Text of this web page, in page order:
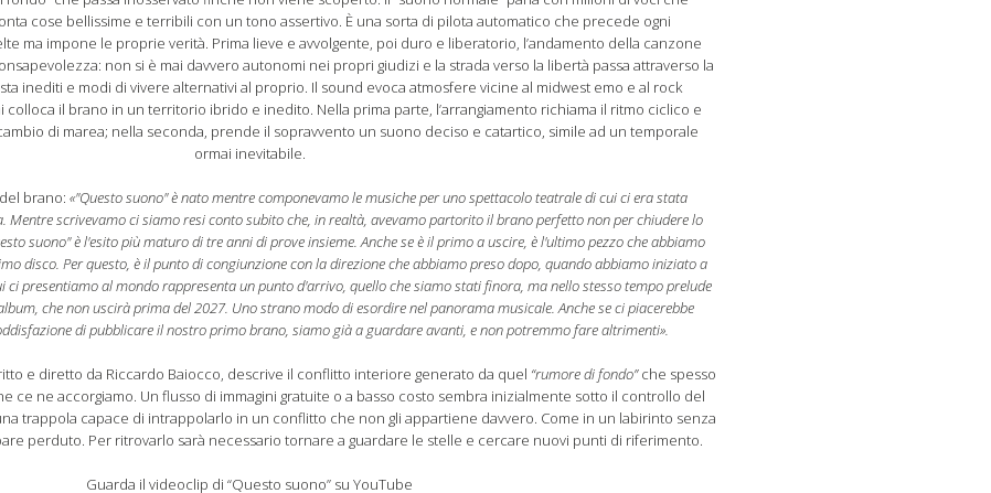
cose bellissime e terribili con un tono assertivo. È una sorta di pilota automatico che precede ogni
ma impone le proprie verità. Prima lieve e avvolgente, poi duro e liberatorio, l’andamento della canzone
non si è mai davvero autonomi nei propri giudizi e la strada verso la libertà passa attraverso la
inediti e modi di vivere alternativi al proprio. Il sound evoca atmosfere vicine al midwest emo e al rock
colloca il brano in un territorio ibrido e inedito. Nella prima parte, l’arrangiamento richiama il ritmo ciclico e
di marea; nella seconda, prende il sopravvento un suono deciso e catartico, simile ad un temporale
ormai inevitabile.
brano: «"Questo suono" è nato mentre componevamo le musiche per uno spettacolo teatrale di cui ci era stata
Mentre scrivevamo ci siamo resi conto subito che, in realtà, avevamo partorito il brano perfetto non per chiudere lo
suono" è l'esito più maturo di tre anni di prove insieme. Anche se è il primo a uscire, è l'ultimo pezzo che abbiamo
disco. Per questo, è il punto di congiunzione con la direzione che abbiamo preso dopo, quando abbiamo iniziato a
ci presentiamo al mondo rappresenta un punto d'arrivo, quello che siamo stati finora, ma nello stesso tempo prelude
che non uscirà prima del 2027. Uno strano modo di esordire nel panorama musicale. Anche se ci piacerebbe
di pubblicare il nostro primo brano, siamo già a guardare avanti, e non potremmo fare altrimenti».
e diretto da Riccardo Baiocco, descrive il conflitto interiore generato da quel “rumore di fondo”che spesso
ce ne accorgiamo. Un flusso di immagini gratuite o a basso costo sembra inizialmente sotto il controllo del
trappola capace di intrappolarlo in un conflitto che non gli appartiene davvero. Come in un labirinto senza
perduto. Per ritrovarlo sarà necessario tornare a guardare le stelle e cercare nuovi punti di riferimento.
Guarda il videoclip di “Questo suono” su YouTube